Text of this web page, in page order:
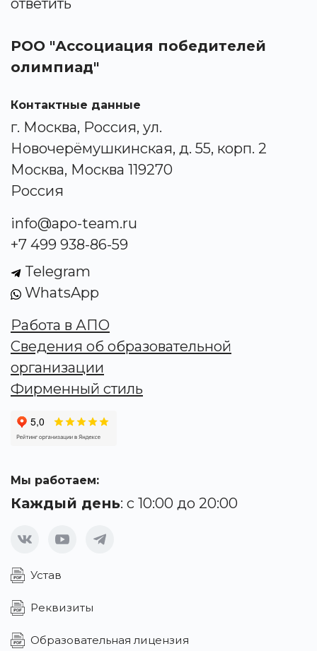
РОО "Ассоциация победителей
олимпиад"
Контактные данные
г. Москва, Россия, ул.
Новочерёмушкинская, д. 55, корп. 2
Москва, Москва 119270
Россия
info@apo-team.ru
+7 499 938-86-59
Telegram
WhatsApp
Работа в АПО
Сведения об образовательной
организации
Фирменный стиль
Мы работаем:
Каждый день: с 10:00 до 20:00
Устав
Реквизиты
Образовательная лицензия